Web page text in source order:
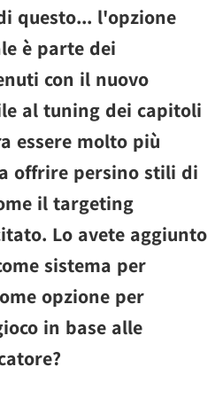
questo... l'opzione
è parte dei
con il nuovo
al tuning dei capitoli
essere molto più
offrire persino stili di
il targeting
Lo avete aggiunto
sistema per
opzione per
in base alle